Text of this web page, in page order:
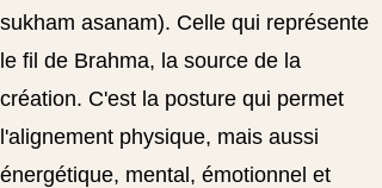
sukham asanam). Celle qui représente
le fil de Brahma, la source de la
création. C'est la posture qui permet
l'alignement physique, mais aussi
énergétique, mental, émotionnel et